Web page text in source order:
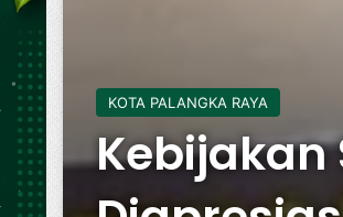
KOTA PALANGKA RAYA
Kebijakan